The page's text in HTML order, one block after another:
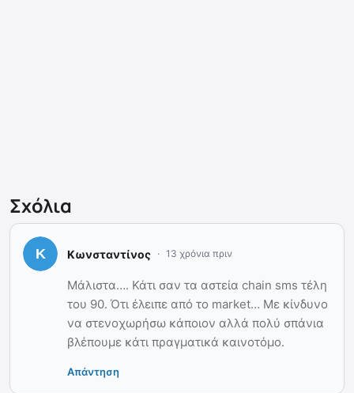
Σχόλια
Κωνσταντίνος 13 χρόνια πριν
Μάλιστα…. Κάτι σαν τα αστεία chain sms τέλη
του 90. Ότι έλειπε από το market… Mε κίνδυνο
να στενοχωρήσω κάποιον αλλά πολύ σπάνια
βλέπουμε κάτι πραγματικά καινοτόμο.
Απάντηση